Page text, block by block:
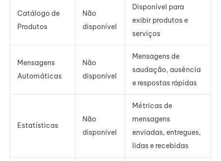
Catálogo de
Produtos
Não
disponível
Disponível para
exibir produtos e
serviços
Mensagens
Automáticas
Não
disponível
Mensagens de
saudação, ausência
e respostas rápidas
Estatísticas
Não
disponível
Métricas de
mensagens
enviadas, entregues,
lidas e recebidas